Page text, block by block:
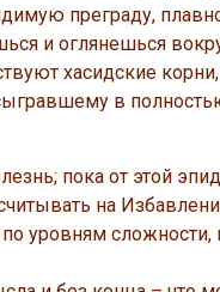
преграду,
и оглянешься
хасидские
в
пока от этой
на
уровням